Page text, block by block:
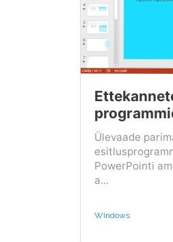
Ülevaade
PowerPointi
a...
Windows